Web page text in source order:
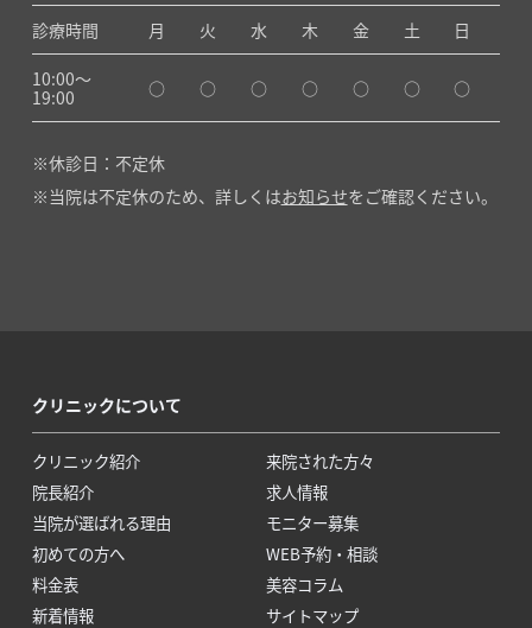
診療時間 月 火 水 木 金 土 日
10:00〜
19:00
○ ○ ○ ○ ○ ○ ○
休診日：不定休
当院は不定休のため、詳しくはお知らせをご確認ください。
クリニックについて
クリニック紹介
院長紹介
当院が選ばれる理由
初めての方へ
料金表
新着情報
来院された方々
求人情報
モニター募集
WEB予約・相談
美容コラム
サイトマップ